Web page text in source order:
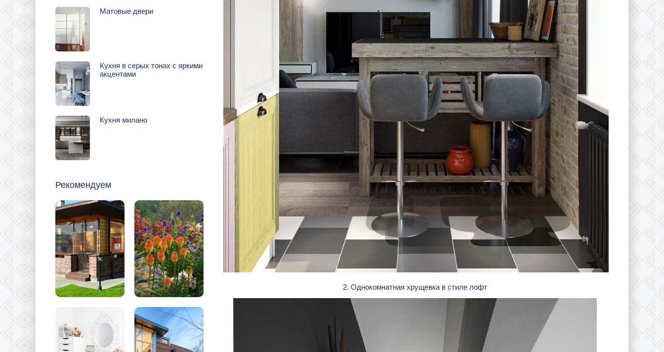
Матовые двери
Кухня в серых тонах с яркими
акцентами
Кухня милано
Рекомендуем
2. Однокомнатная хрущевка в стиле лофт